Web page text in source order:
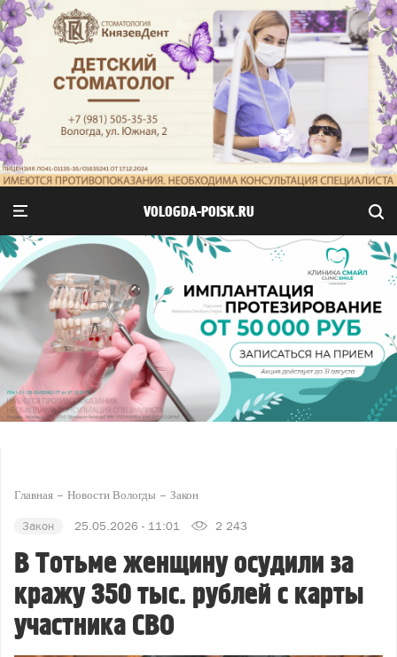
VOLOGDA-POISK.RU
Главная Новости Вологды Закон
Закон 25.05.2026 - 11:01 2 243
В Тотьме женщину осудили за
кражу 350 тыс. рублей с карты
участника СВО